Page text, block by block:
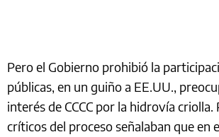
Pero el Gobierno prohibió la
públicas, en un guiño a EE.UU.,
interés de CCCC por la hidrovía criolla.
críticos del proceso señalaban que en